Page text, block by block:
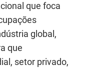
que foca
global,
que
setor privado,